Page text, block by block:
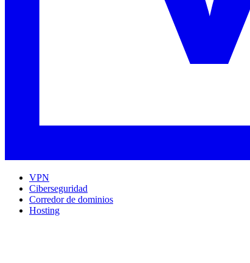
VPN
Ciberseguridad
Corredor de dominios
Hosting